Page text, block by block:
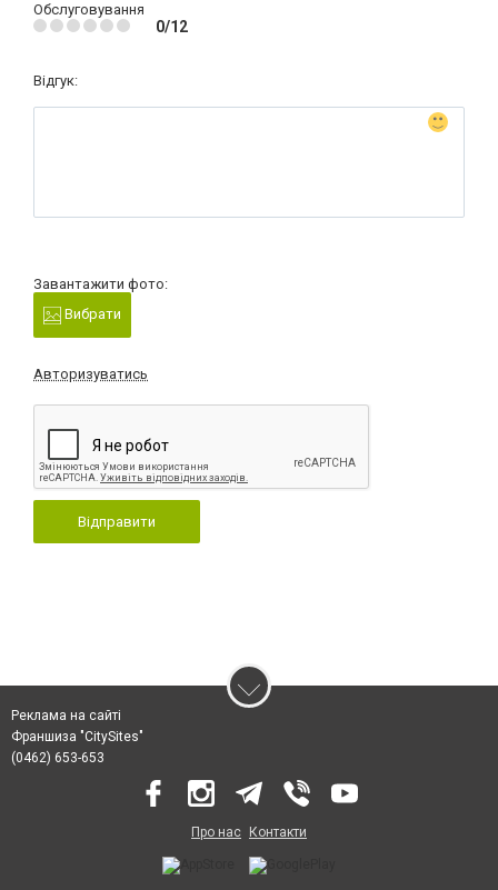
Обслуговування
0/12
Відгук:
Завантажити фото:
Вибрати
Авторизуватись
Відправити
Реклама на сайті
Франшиза "CitySites"
(0462) 653-653
Про нас Контакти